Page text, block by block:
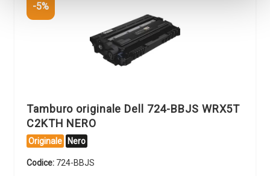
-5%
Tamburo originale Dell 724-BBJS WRX5T
C2KTH NERO
Originale Nero
Codice: 724-BBJS